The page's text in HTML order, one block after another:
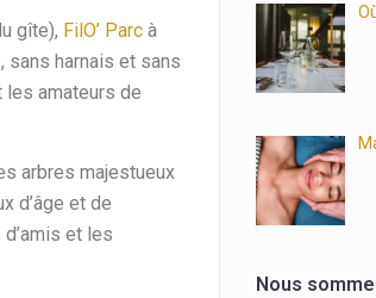
gîte), FilO’ Parc à
sans harnais et sans
les amateurs de
arbres majestueux
d’âge et de
et les
Nous